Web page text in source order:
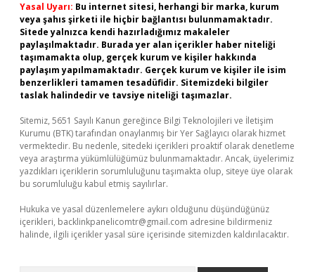
Yasal Uyarı: Bu internet sitesi, herhangi bir marka, kurum
veya şahıs şirketi ile hiçbir bağlantısı bulunmamaktadır.
Sitede yalnızca kendi hazırladığımız makaleler
paylaşılmaktadır. Burada yer alan içerikler haber niteliği
taşımamakta olup, gerçek kurum ve kişiler hakkında
paylaşım yapılmamaktadır. Gerçek kurum ve kişiler ile isim
benzerlikleri tamamen tesadüfidir. Sitemizdeki bilgiler
taslak halindedir ve tavsiye niteliği taşımazlar.
Sitemiz, 5651 Sayılı Kanun gereğince Bilgi Teknolojileri ve İletişim
Kurumu (BTK) tarafından onaylanmış bir Yer Sağlayıcı olarak hizmet
vermektedir. Bu nedenle, sitedeki içerikleri proaktif olarak denetleme
veya araştırma yükümlülüğümüz bulunmamaktadır. Ancak, üyelerimiz
yazdıkları içeriklerin sorumluluğunu taşımakta olup, siteye üye olarak
bu sorumluluğu kabul etmiş sayılırlar.
Hukuka ve yasal düzenlemelere aykırı olduğunu düşündüğünüz
içerikleri, backlinkpanelicomtr@gmail.com adresine bildirmeniz
halinde, ilgili içerikler yasal süre içerisinde sitemizden kaldırılacaktır.